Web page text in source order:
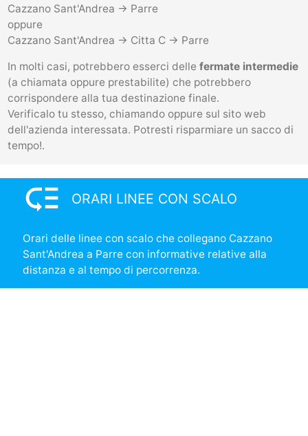
Cazzano Sant'Andrea -> Parre
oppure
Cazzano Sant'Andrea -> Citta C -> Parre
In molti casi, potrebbero esserci delle fermate intermedie
(a chiamata oppure prestabilite) che potrebbero
corrispondere alla tua destinazione finale.
Verificalo tu stesso, chiamando oppure sul sito web
dell'azienda interessata. Potresti risparmiare un sacco di
tempo!.
low_priority ORARI LINEE CON SCALO
Orari delle linee con scalo che collegano Cazzano
Sant'Andrea a Parre con informative relative alla
distanza e al tempo di percorrenza.